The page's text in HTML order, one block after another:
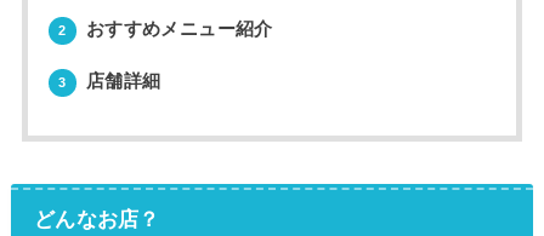
2 おすすめメニュー紹介
3 店舗詳細
どんなお店？